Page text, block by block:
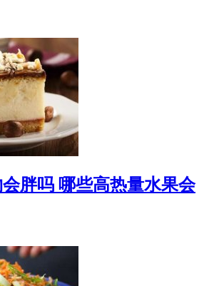
胖吗 哪些高热量水果会